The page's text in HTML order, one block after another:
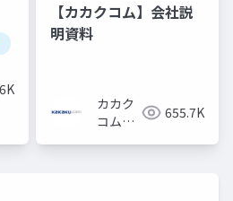
カルチャーデック
【カカクコム】会社説
明資料
カカク
コム採
655.7K